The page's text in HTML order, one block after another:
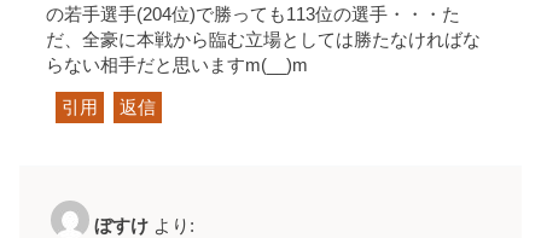
の若手選手(204位)で勝っても113位の選手・・・た
だ、全豪に本戦から臨む立場としては勝たなければな
らない相手だと思いますm(__)m
引用 返信
ぼすけ より: